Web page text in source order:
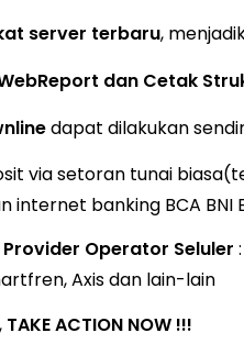
server terbaru,
dan Cetak
dapat dilakukan
via setoran tunai
internet banking BCA BNI
Provider Operator Seluler
Axis dan lain-lain
TAKE ACTION NOW !!!